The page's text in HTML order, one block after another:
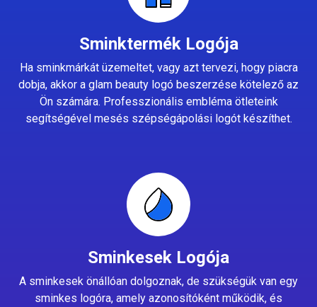
Sminktermék Logója
Ha sminkmárkát üzemeltet, vagy azt tervezi, hogy piacra
dobja, akkor a glam beauty logó beszerzése kötelező az
Ön számára. Professzionális embléma ötleteink
segítségével mesés szépségápolási logót készíthet.
Sminkesek Logója
A sminkesek önállóan dolgoznak, de szükségük van egy
sminkes logóra, amely azonosítóként működik, és